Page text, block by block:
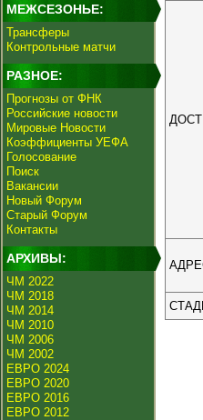
МЕЖСЕЗОНЬЕ:
Трансферы
Контрольные матчи
РАЗНОЕ:
Прогнозы от ФНК
Российские новости
Мировые Новости
Коэффициенты УЕФА
Голосование
Поиск
Вакансии
Новый Форум
Старый Форум
Контакты
АРХИВЫ:
ЧМ 2022
ЧМ 2018
ЧМ 2014
ЧМ 2010
ЧМ 2006
ЧМ 2002
ЕВРО 2024
ЕВРО 2020
ЕВРО 2016
ЕВРО 2012